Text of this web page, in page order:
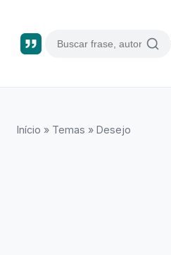
Início » Temas » Desejo